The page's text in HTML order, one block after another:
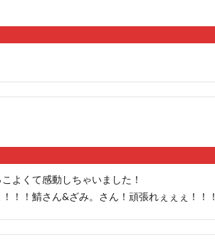
よくて感動しちゃいました！
！！鯖さん&ざみ。さん！頑張れぇぇぇ！！！